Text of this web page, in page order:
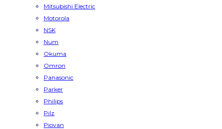
Mitsubishi Electric
Motorola
NSK
Num
Okuma
Omron
Panasonic
Parker
Philips
Pilz
Piovan